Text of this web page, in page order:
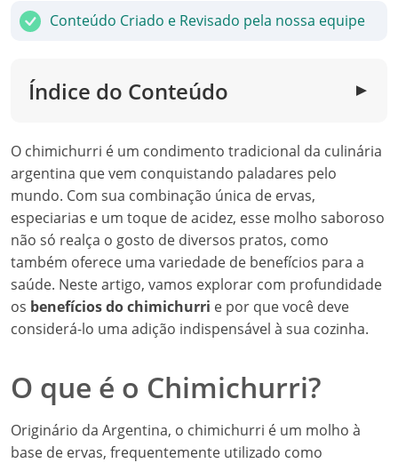
Conteúdo Criado e Revisado pela nossa equipe
Índice do Conteúdo ▼
O chimichurri é um condimento tradicional da culinária
argentina que vem conquistando paladares pelo
mundo. Com sua combinação única de ervas,
especiarias e um toque de acidez, esse molho saboroso
não só realça o gosto de diversos pratos, como
também oferece uma variedade de benefícios para a
saúde. Neste artigo, vamos explorar com profundidade
os benefícios do chimichurri e por que você deve
considerá-lo uma adição indispensável à sua cozinha.
O que é o Chimichurri?
Originário da Argentina, o chimichurri é um molho à
base de ervas, frequentemente utilizado como